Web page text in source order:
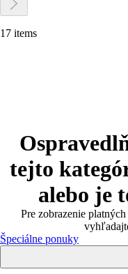
17 items
tejto
alebo je
Pre zobrazenie
Špeciálne ponuky